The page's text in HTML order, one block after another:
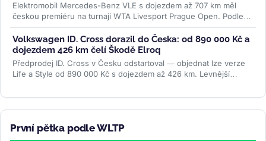
Elektromobil Mercedes-Benz VLE s dojezdem až 707 km měl
českou premiéru na turnaji WTA Livesport Prague Open. Podle
konfigurátoru automobilky...>>
Volkswagen ID. Cross dorazil do Česka: od 890 000 Kč a
dojezdem 426 km čelí Škodě Elroq
Předprodej ID. Cross v Česku odstartoval — objednat lze verze
Life a Style od 890 000 Kč s dojezdem až 426 km. Levnější
První pětka podle WLTP